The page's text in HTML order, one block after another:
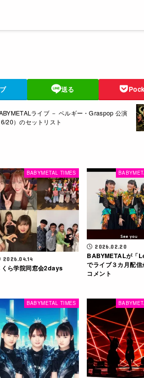
送る
ライブ － ベルギー・Graspop 公演
6/20）のセットリスト
BABYMETAL TIMES
2026.04.14
くら学院同窓会2days
2026.02.20
BABYMETALが「
でライブ３カ月配信
コメント
BABYMETAL TIMES